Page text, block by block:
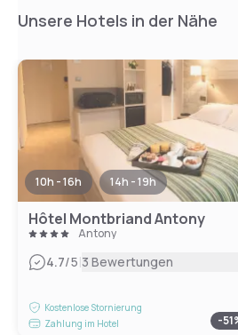
Unsere Hotels in der Nähe
10h - 16h 14h - 19h
Hôtel Montbriand Antony
Antony
4.7/5|3 Bewertungen
Kostenlose Stornierung
Zahlung im Hotel
-51